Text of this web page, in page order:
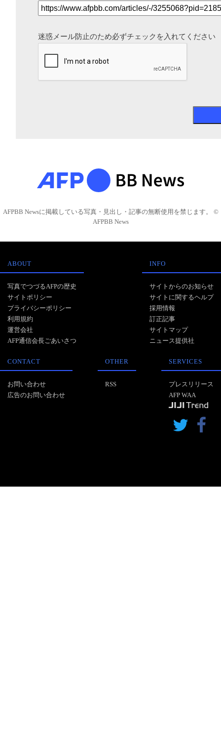
迷惑メール防止のため必ずチェックを入れてください
AFPBB Newsに掲載している写真・見出し・記事の無断使用を禁じます。 ©
AFPBB News
ABOUT
写真でつづるAFPの歴史
サイトポリシー
プライバシーポリシー
利用規約
運営会社
AFP通信会長ごあいさつ
INFO
サイトからのお知らせ
サイトに関するヘルプ
採用情報
訂正記事
サイトマップ
ニュース提供社
CONTACT
お問い合わせ
広告のお問い合わせ
OTHER
RSS
SERVICES
プレスリリース
AFP WAA